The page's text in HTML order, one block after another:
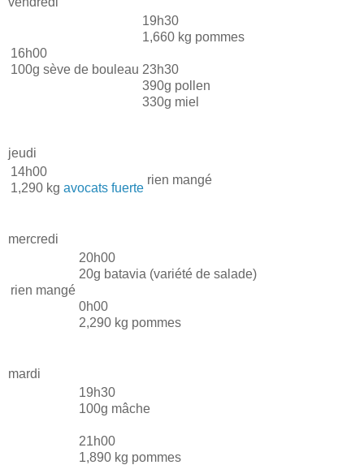
16h00
100g sève de bouleau
19h30
1,660 kg pommes
23h30
390g pollen
330g miel
jeudi
14h00
1,290 kg avocats fuerte
rien mangé
mercredi
rien mangé
20h00
20g batavia (variété de salade)
0h00
2,290 kg pommes
mardi
19h30
100g mâche
21h00
1,890 kg pommes